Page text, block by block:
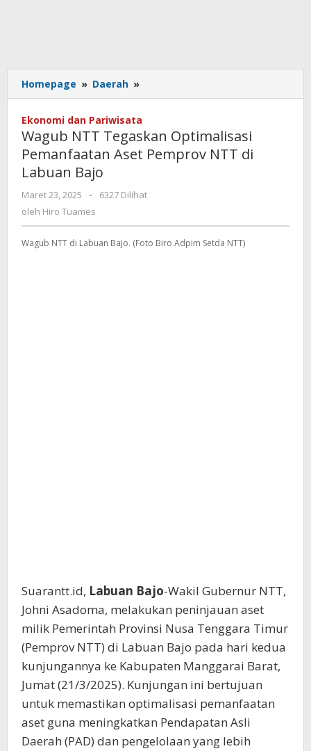
Homepage » Daerah »
NTT
Optimalisasi
Pemanfaatan
Aset
di
Bajo
Ekonomi dan Pariwisata
Wagub NTT Tegaskan Optimalisasi
Pemanfaatan Aset Pemprov NTT di
Labuan Bajo
Maret 23, 2025
oleh
-
6327 Dilihat
oleh Hiro Tuames
Wagub NTT di Labuan Bajo. (Foto Biro Adpim Setda NTT)
Suarantt.id, Labuan Bajo-Wakil Gubernur NTT,
Johni Asadoma, melakukan peninjauan aset
milik Pemerintah Provinsi Nusa Tenggara Timur
(Pemprov NTT) di Labuan Bajo pada hari kedua
kunjungannya ke Kabupaten Manggarai Barat,
Jumat (21/3/2025). Kunjungan ini bertujuan
untuk memastikan optimalisasi pemanfaatan
aset guna meningkatkan Pendapatan Asli
Daerah (PAD) dan pengelolaan yang lebih